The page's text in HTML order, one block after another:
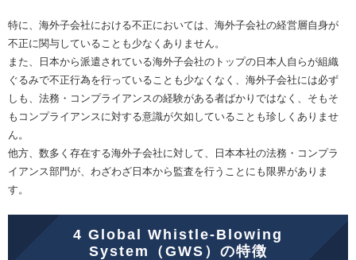
特に、海外子会社における不正においては、海外子会社の経営層自身が
不正に関与していることも少なくありません。
また、日本から派遣されている海外子会社のトップの日本人自らが組織
ぐるみで不正行為を行っていることも少なくなく、海外子会社には必ず
しも、法務・コンプライアンスの経験がある者ばかりではなく、そもそ
もコンプライアンスに対する意識が欠如していることも珍しくありませ
ん。
他方、数多く存在する海外子会社に対して、日本本社の法務・コンプラ
イアンス部門が、わざわざ日本から監査を行うことにも限界がありま
す。
4 Global Whistle-Blowing
System（GWS）の特徴